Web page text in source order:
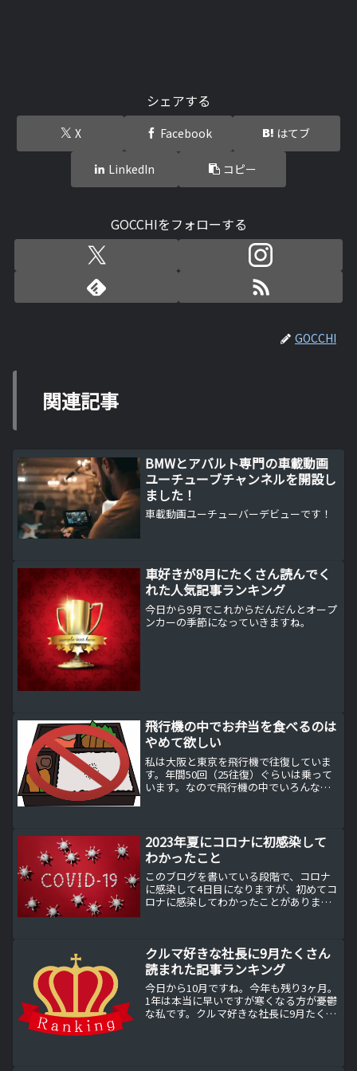
シェアする
X Facebook はてブ
LinkedIn コピー
GOCCHIをフォローする
GOCCHI
関連記事
BMWとアバルト専門の車載動画
ユーチューブチャンネルを開設し
ました！
車載動画ユーチューバーデビューです！
車好きが8月にたくさん読んでく
れた人気記事ランキング
今日から9月でこれからだんだんとオープ
ンカーの季節になっていきますね。
飛行機の中でお弁当を食べるのは
やめて欲しい
私は大阪と東京を飛行機で往復していま
す。年間50回（25往復）ぐらいは乗って
います。なので飛行機の中でいろんな人
は覚えていません。そ...
2023年夏にコロナに初感染して
わかったこと
このブログを書いている段階で、コロナ
に感染して4日目になりますが、初めてコ
ロナに感染してわかったことがありまし
示に基づいてコロナワ...
クルマ好きな社長に9月たくさん
読まれた記事ランキング
今日から10月ですね。今年も残り3ヶ月。
1年は本当に早いですが寒くなる方が憂鬱
な私です。クルマ好きな社長に9月たくさ